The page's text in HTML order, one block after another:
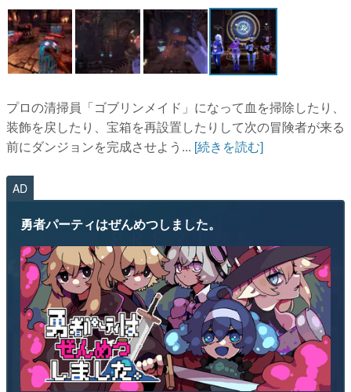
プロの清掃員「ゴブリンメイド」になって血を掃除したり、
装飾を戻したり、宝箱を再設置したりして次の冒険者が来る
前にダンジョンを完成させよう... [続きを読む]
AD
勇者パーティはぜんめつしました。